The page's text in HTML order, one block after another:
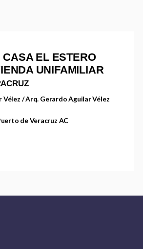
CASA EL ESTERO
UNIFAMILIAR
Vélez / Arq. Gerardo Aguilar Vélez
de Veracruz AC